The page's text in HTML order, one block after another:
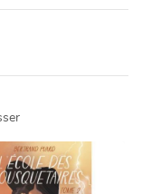
Rejoignez-